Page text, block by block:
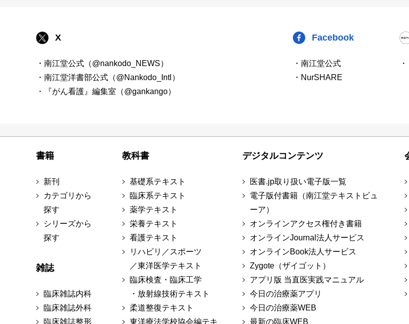
X
・南江堂公式（@nankodo_NEWS）
・南江堂洋書部公式（@Nankodo_Intl）
・『がん看護』編集室（@gankango）
Facebook
・南江堂公式
・NurSHARE
書籍
新刊
カテゴリから
探す
シリーズから
探す
雑誌
臨床雑誌内科
臨床雑誌外科
臨床雑誌整形
教科書
基礎系テキスト
臨床系テキスト
薬学テキスト
栄養テキスト
看護テキスト
リハビリ／スポーツ
／東洋医学テキスト
臨床検査・臨床工学
・放射線技術テキスト
柔道整復テキスト
東洋療法学校協会編テキ
デジタルコンテンツ
医書.jp取り扱い電子版一覧
電子版付書籍（南江堂テキストビュ
ーア）
オンラインアクセス権付き書籍
オンラインJournal法人サービス
オンラインBook法人サービス
Zygote（ザイゴット）
アプリ版 当直医実践マニュアル
今日の治療薬アプリ
今日の治療薬WEB
最新の臨床WEB